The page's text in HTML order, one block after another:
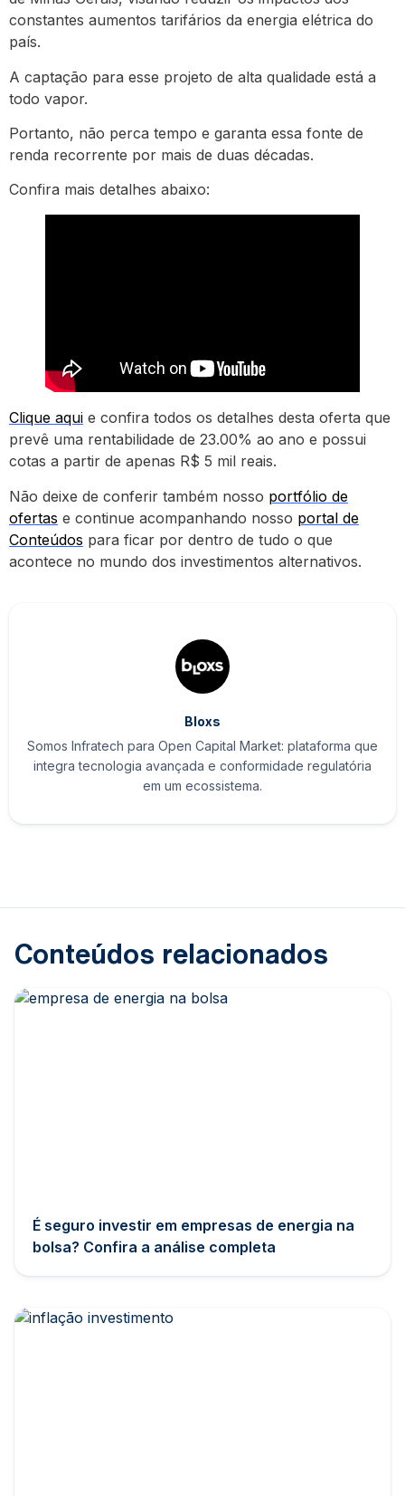
constantes aumentos tarifários da energia elétrica do
país.
A captação para esse projeto de alta qualidade está a
todo vapor.
Portanto, não perca tempo e garanta essa fonte de
renda recorrente por mais de duas décadas.
Confira mais detalhes abaixo:
Clique aqui e confira todos os detalhes desta oferta que
prevê uma rentabilidade de 23.00% ao ano e possui
cotas a partir de apenas R$ 5 mil reais.
Não deixe de conferir também nosso portfólio de
ofertas e continue acompanhando nosso portal de
Conteúdos para ficar por dentro de tudo o que
acontece no mundo dos investimentos alternativos.
Bloxs
Somos Infratech para Open Capital Market: plataforma que
integra tecnologia avançada e conformidade regulatória
em um ecossistema.
Conteúdos relacionados
É seguro investir em empresas de energia na
bolsa? Confira a análise completa